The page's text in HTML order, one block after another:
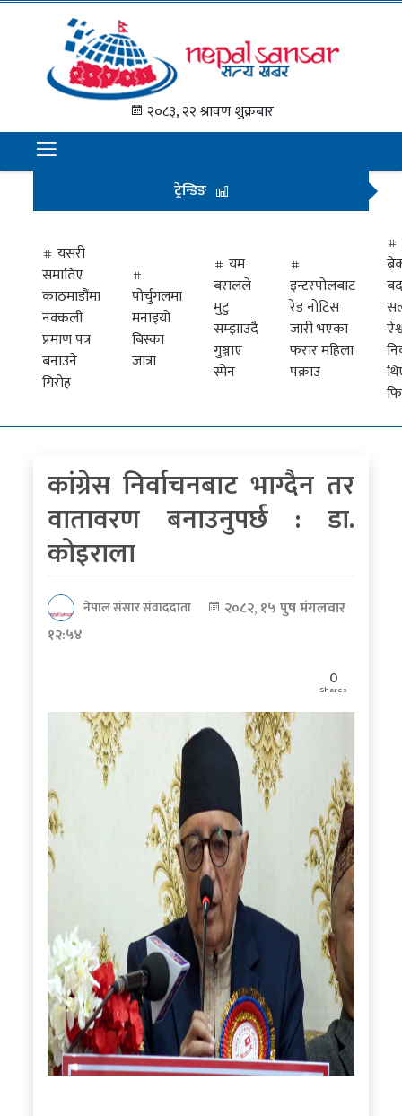
२०८३, २२ श्रावण शुक्रबार
समाचार
राजनीति
अन्तराष्ट्रिय
अर्थ
मनोरञ्जन
प्रवास
खेलकुद
पत्रपत्रिकाबाट
ट्रेन्डिङ
यसरी
समातिए
काठमाडौंमा
नक्कली
प्रमाण पत्र
बनाउने
गिरोह
पोर्चुगलमा
मनाइयो
बिस्का
जात्रा
यम
बरालले
मुटु
सम्झाउदै
गुञ्जाए
स्पेन
इन्टरपोलबाट
रेड नोटिस
जारी भएका
फरार महिला
पक्राउ
कांग्रेस निर्वाचनबाट भाग्दैन तर
वातावरण बनाउनुपर्छ : डा.
कोइराला
नेपाल संसार संवाददाता
२०८२, १५ पुष मंगलवार
१२:५४
0
Shares